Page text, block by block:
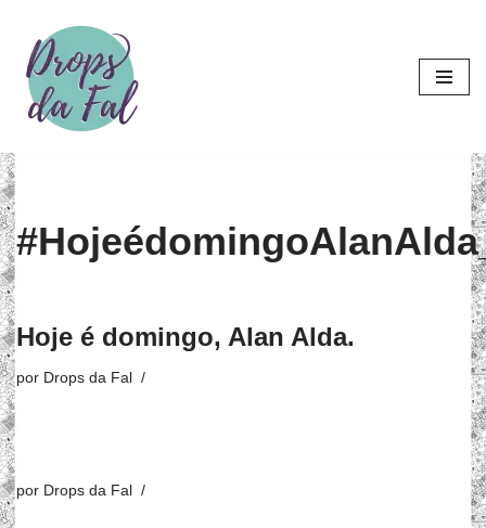
Pular
para
conteúdo
Hoje é domingo, Alan Alda.
por Drops da Fal
por Drops da Fal